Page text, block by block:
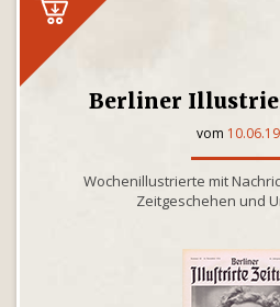
Berliner
vom
Wochenillustrierte mit
Zeitgeschehen und